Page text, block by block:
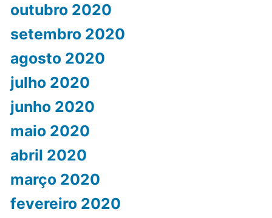
outubro 2020
setembro 2020
agosto 2020
julho 2020
junho 2020
maio 2020
abril 2020
março 2020
fevereiro 2020